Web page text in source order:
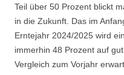
Teil über 50 Prozent blickt
in die Zukunft. Das im
Erntejahr 2024/2025 wird
immerhin 48 Prozent auf
Vergleich zum Vorjahr